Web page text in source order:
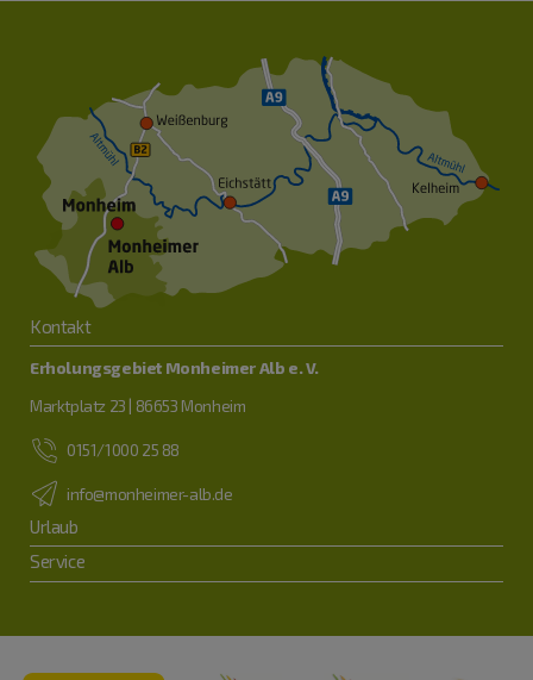
Kontakt
Erholungsgebiet Monheimer Alb e. V.
Marktplatz 23 | 86653 Monheim
0151/1000 25 88
info@monheimer-alb.de
Urlaub
Service